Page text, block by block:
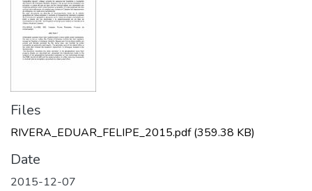
Files
RIVERA_EDUAR_FELIPE_2015.pdf(359.38 KB)
Date
2015-12-07